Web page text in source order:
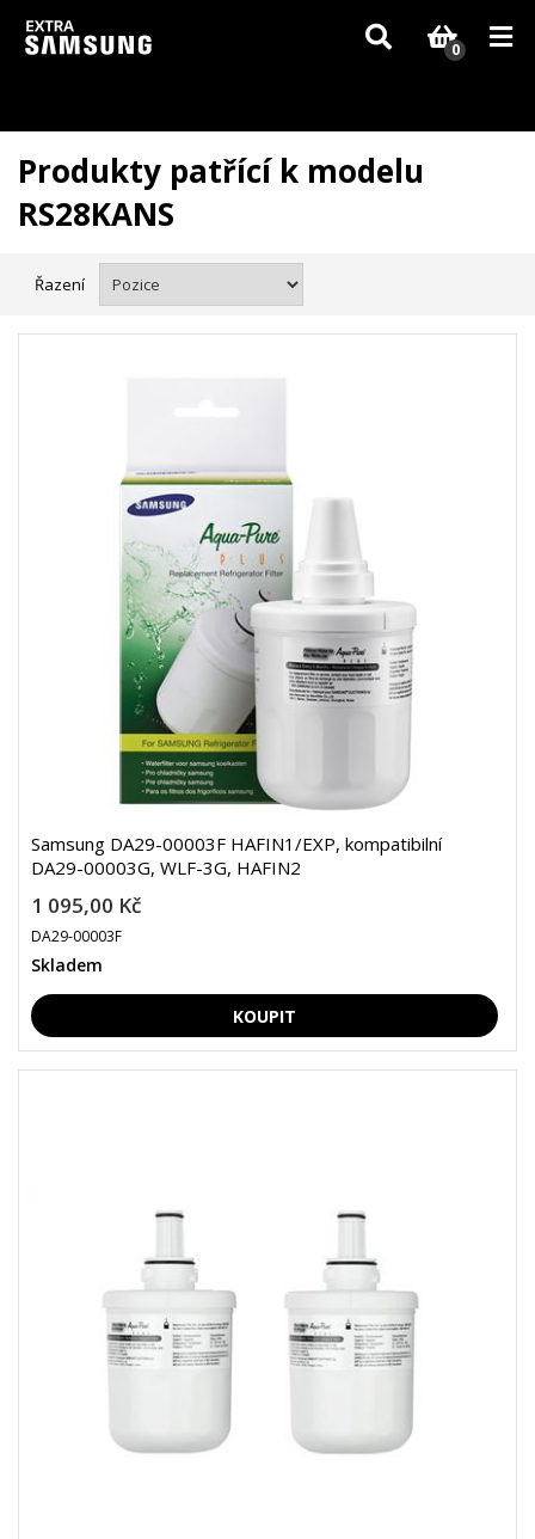
Vzhledem k aktuální situaci se může dodání dílů, které nejsou skladem,
zpozdit. Děkujeme za pochopení.
0
Produkty patřící k modelu
RS28KANS
Řazení
Samsung DA29-00003F HAFIN1/EXP, kompatibilní
DA29-00003G, WLF-3G, HAFIN2
1 095,00 Kč
DA29-00003F
Skladem